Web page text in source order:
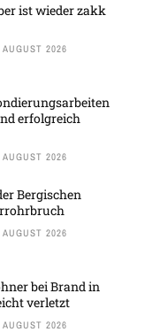
ist wieder zakk
2026
erfolgreich
2026
Bergischen
2026
bei Brand in
verletzt
2026